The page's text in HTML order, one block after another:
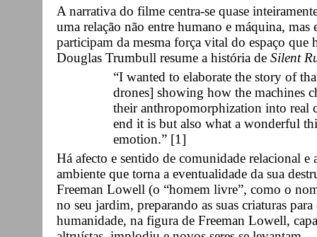
A narrativa do filme centra-se quase
uma relação não entre humano e máquina, mas
participam da mesma força vital do espaço
Douglas Trumbull resume a história de Silent
“I wanted to elaborate the story of
drones] showing how the machines
their anthropomorphization into real
end it is but also what a wonderful
emotion.” [1]
Há afecto e sentido de comunidade relacional e
ambiente que torna a eventualidade da sua
Freeman Lowell (o “homem livre”, como o
no seu jardim, preparando as suas criaturas
humanidade, na figura de Freeman Lowell,